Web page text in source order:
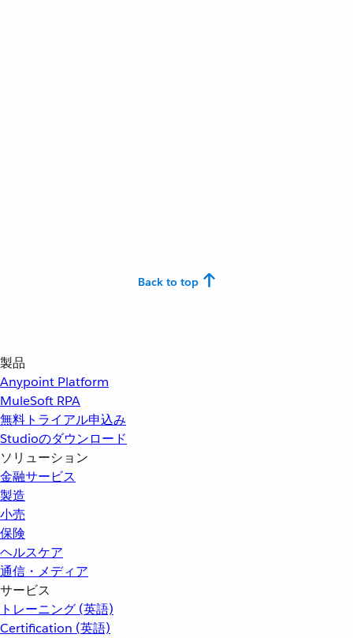
Back to top
製品
Anypoint Platform
MuleSoft RPA
無料トライアル申込み
Studioのダウンロード
ソリューション
金融サービス
製造
小売
保険
ヘルスケア
通信・メディア
サービス
トレーニング (英語)
Certification (英語)